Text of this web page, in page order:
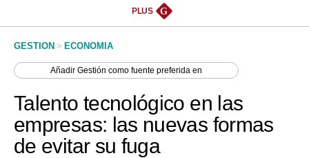
Management & Empleo
Perú
Política
PLUS G
GESTION > ECONOMIA
AñadirGestión como fuente preferida en
Talento tecnológico en las
empresas: las nuevas formas
de evitar su fuga